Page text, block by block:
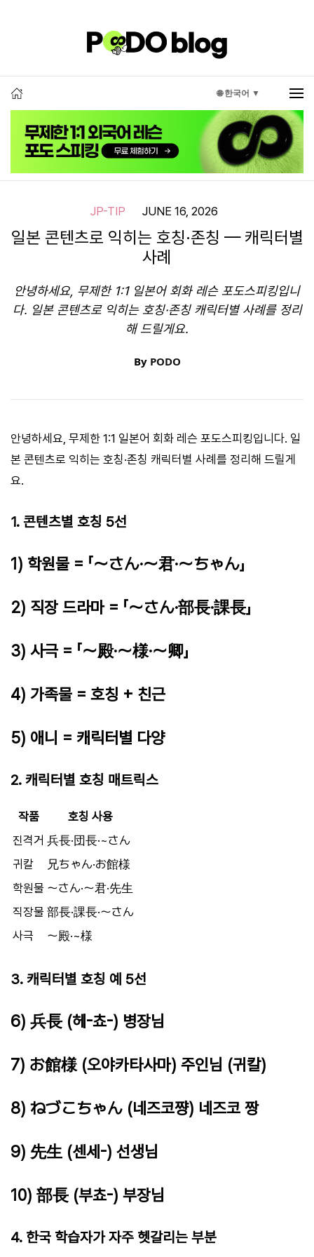
🌐 한국어 ▼
JP-TIP JUNE 16, 2026
일본 콘텐츠로 익히는 호칭·존칭 — 캐릭터별
사례
안녕하세요, 무제한 1:1 일본어 회화 레슨 포도스피킹입니
다. 일본 콘텐츠로 익히는 호칭·존칭 캐릭터별 사례를 정리
해 드릴게요.
By PODO
안녕하세요, 무제한 1:1 일본어 회화 레슨 포도스피킹입니다. 일
본 콘텐츠로 익히는 호칭·존칭 캐릭터별 사례를 정리해 드릴게
요.
1. 콘텐츠별 호칭 5선
1) 학원물 = 「～さん·～君·～ちゃん」
2) 직장 드라마 = 「～さん·部長·課長」
3) 사극 = 「～殿·～様·～卿」
4) 가족물 = 호칭 + 친근
5) 애니 = 캐릭터별 다양
2. 캐릭터별 호칭 매트릭스
작품
호칭 사용
진격거 兵長·団長·~さん
귀칼
兄ちゃん·お館様
학원물 ～さん·～君·先生
직장물 部長·課長·～さん
사극
～殿·~様
3. 캐릭터별 호칭 예 5선
6) 兵長 (헤-쵸-) 병장님
7) お館様 (오야카타사마) 주인님 (귀칼)
8) ねづこちゃん (네즈코쨩) 네즈코 짱
9) 先生 (센세-) 선생님
10) 部長 (부쵸-) 부장님
4. 한국 학습자가 자주 헷갈리는 부분